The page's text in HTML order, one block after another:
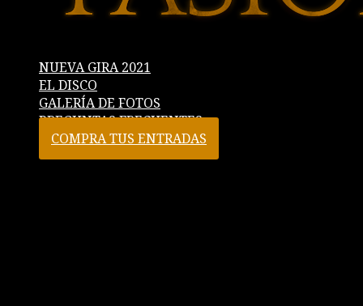
NUEVA GIRA 2021
EL DISCO
GALERÍA DE FOTOS
PREGUNTAS FRECUENTES
COMPRA TUS ENTRADAS